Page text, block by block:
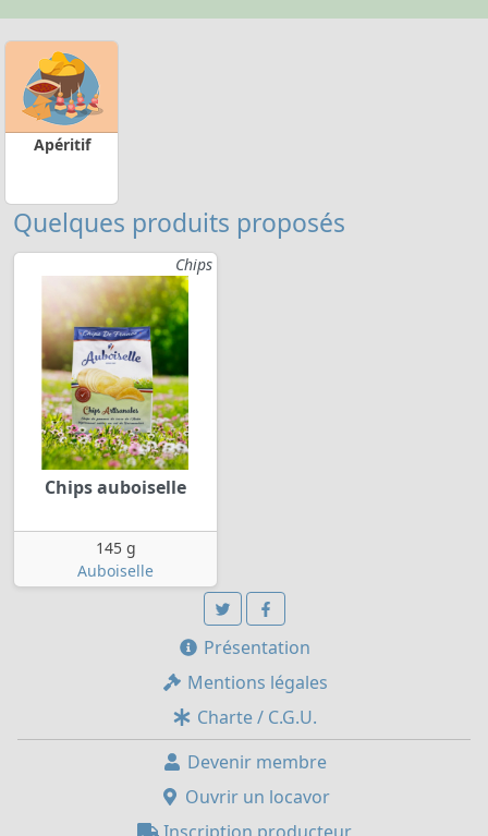
Apéritif
Quelques produits proposés
Chips
Chips auboiselle
145 g
Auboiselle
Présentation
Mentions légales
Charte / C.G.U.
Devenir membre
Ouvrir un locavor